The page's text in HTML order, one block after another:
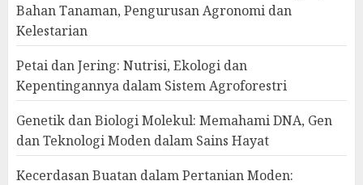
Bahan Tanaman, Pengurusan Agronomi dan
Kelestarian
Petai dan Jering: Nutrisi, Ekologi dan
Kepentingannya dalam Sistem Agroforestri
Genetik dan Biologi Molekul: Memahami DNA, Gen
dan Teknologi Moden dalam Sains Hayat
Kecerdasan Buatan dalam Pertanian Moden: